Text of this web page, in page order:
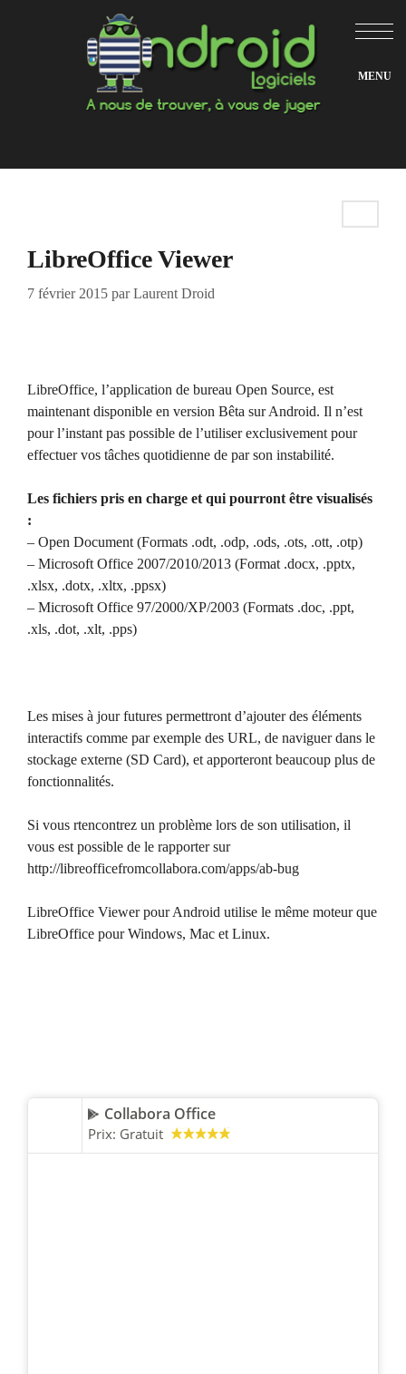
LibreOffice Viewer
7 février 2015 parLaurent Droid
LibreOffice, l’application de bureau Open Source, est
maintenant disponible en version Bêta sur Android. Il n’est
pour l’instant pas possible de l’utiliser exclusivement pour
effectuer vos tâches quotidienne de par son instabilité.
Les fichiers pris en charge et qui pourront être visualisés
:
– Open Document (Formats .odt, .odp, .ods, .ots, .ott, .otp)
– Microsoft Office 2007/2010/2013 (Format .docx, .pptx,
.xlsx, .dotx, .xltx, .ppsx)
– Microsoft Office 97/2000/XP/2003 (Formats .doc, .ppt,
.xls, .dot, .xlt, .pps)
Les mises à jour futures permettront d’ajouter des éléments
interactifs comme par exemple des URL, de naviguer dans le
stockage externe (SD Card), et apporteront beaucoup plus de
fonctionnalités.
Si vous rtencontrez un problème lors de son utilisation, il
vous est possible de le rapporter sur
http://libreofficefromcollabora.com/apps/ab-bug
LibreOffice Viewer pour Android utilise le même moteur que
LibreOffice pour Windows, Mac et Linux.
Collabora Office
Prix: Gratuit